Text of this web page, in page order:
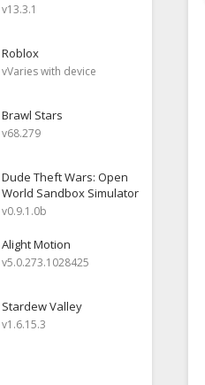
v13.3.1
Roblox
vVaries with device
Brawl Stars
v68.279
Dude Theft Wars: Open
World Sandbox Simulator
v0.9.1.0b
Alight Motion
v5.0.273.1028425
Stardew Valley
v1.6.15.3